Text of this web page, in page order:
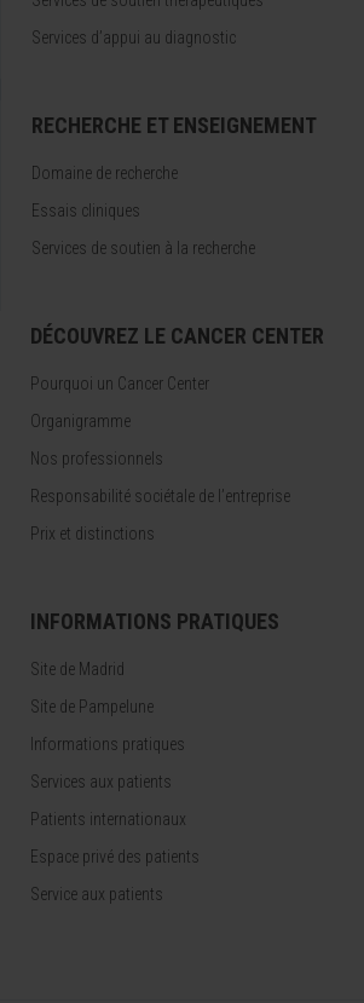
Services d’appui au diagnostic
RECHERCHE ET ENSEIGNEMENT
Domaine de recherche
Essais cliniques
Services de soutien à la recherche
DÉCOUVREZ LE CANCER CENTER
Pourquoi un Cancer Center
Organigramme
Nos professionnels
Responsabilité sociétale de l’entreprise
Prix et distinctions
INFORMATIONS PRATIQUES
Site de Madrid
Site de Pampelune
Informations pratiques
Services aux patients
Patients internationaux
Espace privé des patients
Service aux patients